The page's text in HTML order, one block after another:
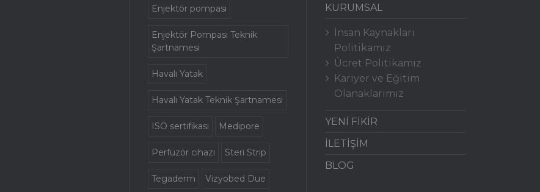
Enjektör pompası
Enjektör Pompası Teknik
Şartnamesi
Havalı Yatak
Havalı Yatak Teknik Şartnamesi
ISO sertifikası Medipore
Perfüzör cihazı Steri Strip
Tegaderm Vizyobed Due
KURUMSAL
İnsan Kaynakları
Politikamız
Ücret Politikamız
Kariyer ve Eğitim
Olanaklarımız
YENİ FİKİR
İLETİŞİM
BLOG